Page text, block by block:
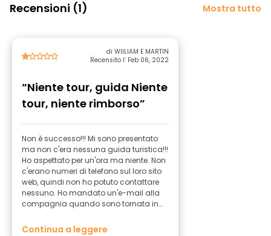
Recensioni (1) Mostra tutto
di WIILIAM E MARTIN
Recensito l’ Feb 06, 2022
“Niente tour, guida Niente
tour, niente rimborso”
Non è successo!!! Mi sono presentato
ma non c'era nessuna guida turistica!!!
Ho aspettato per un'ora ma niente. Non
c'erano numeri di telefono sul loro sito
web, quindi non ho potuto contattare
nessuno. Ho mandato un'e-mail alla
compagnia quando sono tornata in
Hanno preso i miei soldi!!! Nessun
Continua a leggere